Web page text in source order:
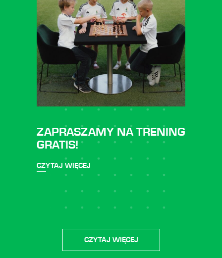
ZAPRASZAMY NA TRENING
GRATIS!
CZYTAJ WIĘCEJ
CZYTAJ WIĘCEJ